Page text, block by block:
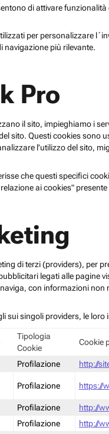
di attivare
per personalizzare
navigazione più rilevante.
Pro
il sito, impieghiamo i
sito. Questi cookies
l'utilizzo del sito,
che questi specifici
ai cookies"
di terzi (providers), per
legati alle pagine
con informazioni
sui singoli providers, le
Tipologia
Cookie
Cookie
Profilazione http://
Profilazione https://
Profilazione
http://
Profilazione
http://